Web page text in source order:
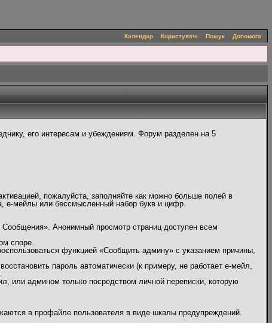
Календар Користувачі Пошук Допомога
его интересам и убеждениям. Форум разделен на 5
пожалуйста, заполняйте как можно больше полей в
е-мейлы или бессмысленный набор букв и цифр.
Анонимный просмотр страниц доступен всем
споре.
функцией «Сообщить админу» с указанием причины,
пароль автоматически (к примеру, не работает е-мейл,
или админом только посредством личной переписки, которую
в профайле пользователя в виде шкалы предупреждений.